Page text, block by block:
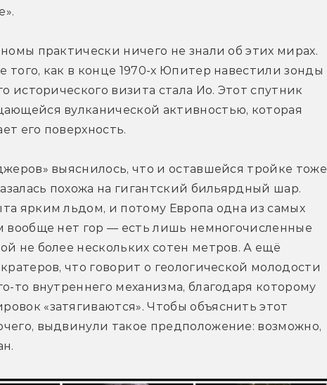
практически ничего не знали об этих мирах.
как в конце 1970-х Юпитер навестили зонды
исторического визита стала Ио. Этот спутник
вулканической активностью, которая
его поверхность.
выяснилось, что и оставшейся тройке тоже
похожа на гигантский бильярдный шар.
ярким льдом, и потому Европа одна из самых
вообще нет гор — есть лишь немногочисленные
не более нескольких сотен метров. А ещё
что говорит о геологической молодости
то внутреннего механизма, благодаря которому
«затягиваются». Чтобы объяснить этот
выдвинули такое предположение: возможно,